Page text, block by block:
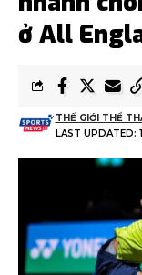
ở All
LAST
THẾ GIỚI THỂ